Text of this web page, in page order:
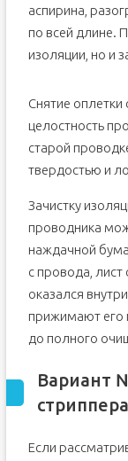
аспирина,
по всей длине.
изоляции, но и
Снятие
целостность
старой
твердостью и
Зачистку
проводника
наждачной
с провода,
оказался
прижимают его
до полного
Вариант
стриппера
Если